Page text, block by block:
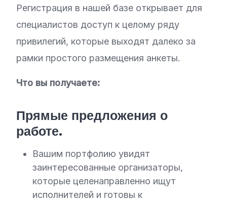
Регистрация в нашей базе открывает для
специалистов доступ к целому ряду
привилегий, которые выходят далеко за
рамки простого размещения анкеты.
Что вы получаете:
Прямые предложения о
работе.
Вашим портфолию увидят
заинтересованные организаторы,
которые целенаправленно ищут
исполнителей и готовы к